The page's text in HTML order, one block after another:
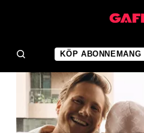
KÖP ABONNEMANG